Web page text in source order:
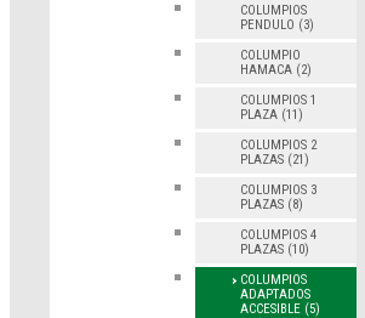
COLUMPIOS
PENDULO (3)
COLUMPIO
HAMACA (2)
COLUMPIOS 1
PLAZA (11)
COLUMPIOS 2
PLAZAS (21)
COLUMPIOS 3
PLAZAS (8)
COLUMPIOS 4
PLAZAS (10)
COLUMPIOS
ADAPTADOS
ACCESIBLE (5)